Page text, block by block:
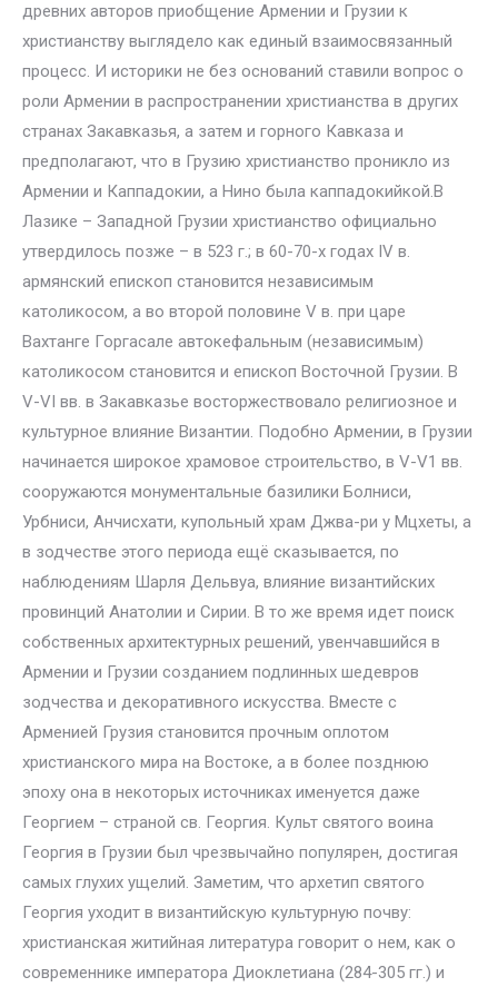
древних авторов приобщение Армении и Грузии к
христианству выглядело как единый взаимосвязанный
процесс. И историки не без оснований ставили вопрос о
роли Армении в распространении христианства в других
странах Закавказья, а затем и горного Кавказа и
предполагают, что в Грузию христианство проникло из
Армении и Каппадокии, а Нино была каппадокийкой.В
Лазике – Западной Грузии христианство официально
утвердилось позже – в 523 г.; в 60-70-х годах IV в.
армянский епископ становится независимым
католикосом, а во второй половине V в. при царе
Вахтанге Горгасале автокефальным (независимым)
католикосом становится и епископ Восточной Грузии. В
V-VI вв. в Закавказье восторжествовало религиозное и
культурное влияние Византии. Подобно Армении, в Грузии
начинается широкое храмовое строительство, в V-V1 вв.
сооружаются монументальные базилики Болниси,
Урбниси, Анчисхати, купольный храм Джва-ри у Мцхеты, а
в зодчестве этого периода ещё сказывается, по
наблюдениям Шарля Дельвуа, влияние византийских
провинций Анатолии и Сирии. В то же время идет поиск
собственных архитектурных решений, увенчавшийся в
Армении и Грузии созданием подлинных шедевров
зодчества и декоративного искусства. Вместе с
Арменией Грузия становится прочным оплотом
христианского мира на Востоке, а в более позднюю
эпоху она в некоторых источниках именуется даже
Георгием – страной св. Георгия. Культ святого воина
Георгия в Грузии был чрезвычайно популярен, достигая
самых глухих ущелий. Заметим, что архетип святого
Георгия уходит в византийскую культурную почву:
христианская житийная литература говорит о нем, как о
современнике императора Диоклетиана (284-305 гг.) и